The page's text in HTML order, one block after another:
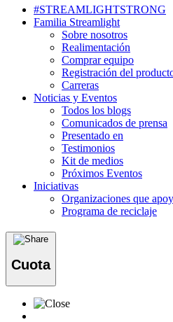
#STREAMLIGHTSTRONG
Familia Streamlight
Sobre nosotros
Realimentación
Comprar equipo
Registración del
Carreras
Noticias y Eventos
Todos los blogs
Comunicados de prensa
Presentado en
Testimonios
Kit de medios
Próximos Eventos
Iniciativas
Organizaciones que
Programa de reciclaje
Cuota